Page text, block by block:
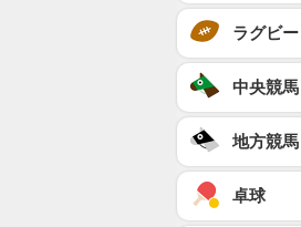
ラグビー
中央競馬
地方競馬
卓球